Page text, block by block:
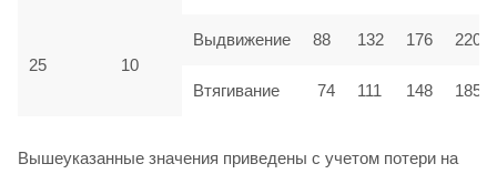
25 10
Выдвижение 88 132 176 220
Втягивание 74 111 148 185
Вышеуказанные значения приведены с учетом потери на